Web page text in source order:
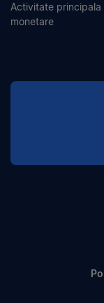
Activitate
monetare